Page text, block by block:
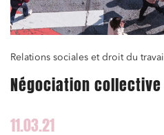
Relations sociales et droit du travail
Négociation collective
11.03.21